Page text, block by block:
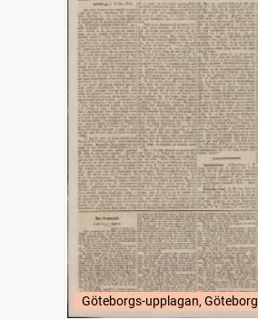
Göteborgs-upplagan, Göteborg